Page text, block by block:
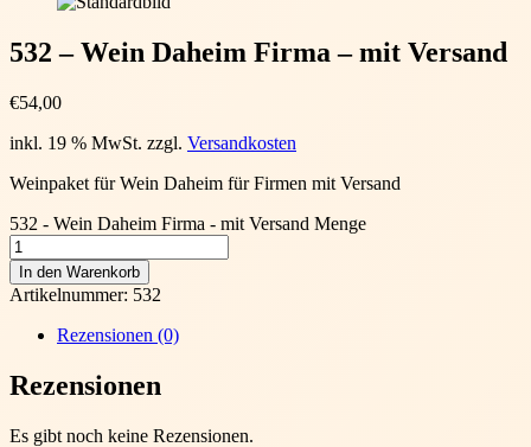
532 – Wein Daheim Firma – mit Versand
€54,00
inkl. 19 % MwSt. zzgl. Versandkosten
Weinpaket für Wein Daheim für Firmen mit Versand
532 - Wein Daheim Firma - mit Versand Menge
In den Warenkorb
Artikelnummer: 532
Rezensionen (0)
Rezensionen
Es gibt noch keine Rezensionen.